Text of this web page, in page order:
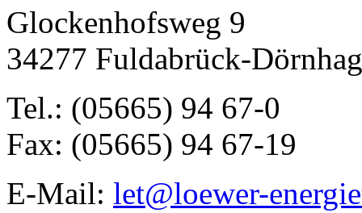
Glockenhofsweg 9
34277 Fuldabrück-
Tel.: (05665) 94 67-0
Fax: (05665) 94 67-19
E-Mail: let@loewer-